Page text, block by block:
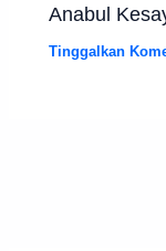
Anabul
Tinggalkan